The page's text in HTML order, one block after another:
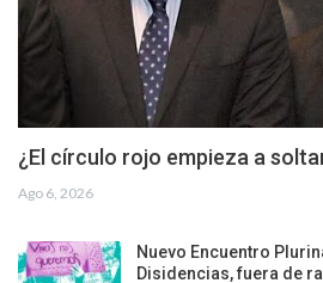
¿El círculo rojo empieza a
Ago 6, 2026
Nuevo Encuentro
Disidencias, fuera de